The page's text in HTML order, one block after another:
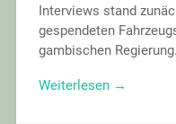
Interviews stand
gespendeten
gambischen
Weiterlesen →